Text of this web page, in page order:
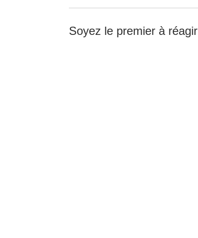
Soyez le premier à réagir